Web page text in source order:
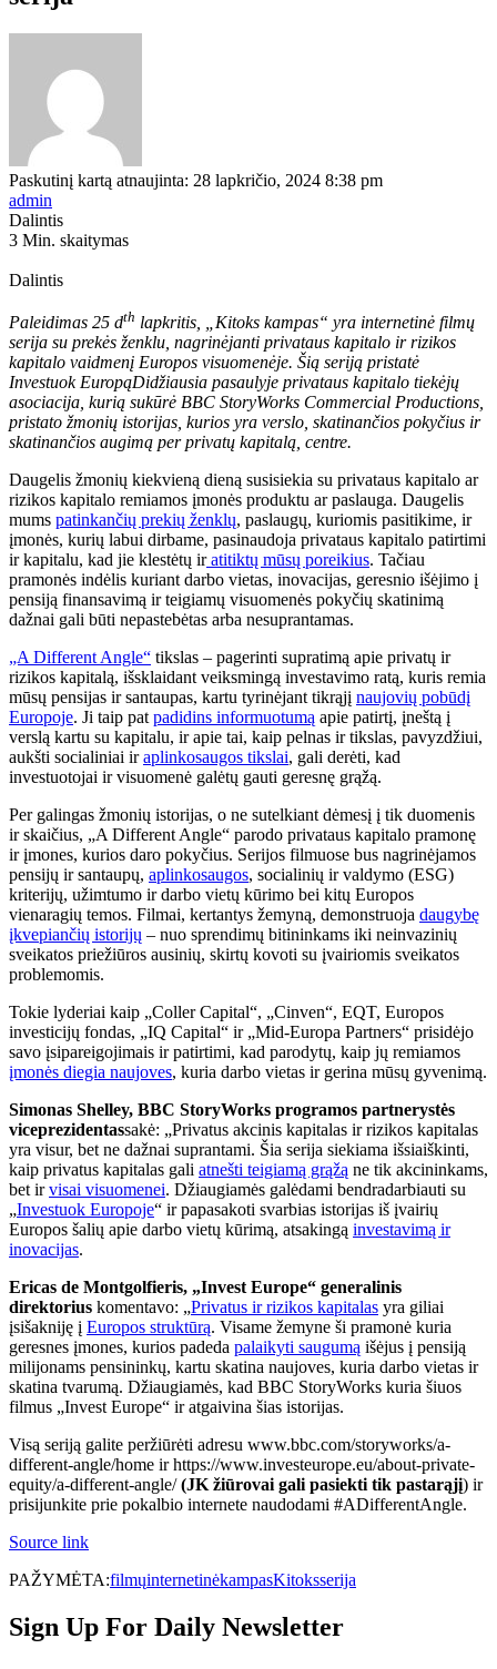
Paskutinį kartą atnaujinta: 28 lapkričio, 2024 8:38 pm
admin
Dalintis
3 Min. skaitymas
Dalintis
Paleidimas 25 dth lapkritis, „Kitoks kampas“ yra internetinė filmų
serija su prekės ženklu, nagrinėjanti privataus kapitalo ir rizikos
kapitalo vaidmenį Europos visuomenėje. Šią seriją pristatė
Investuok EuropąDidžiausia pasaulyje privataus kapitalo tiekėjų
asociacija, kurią sukūrė BBC StoryWorks Commercial Productions,
pristato žmonių istorijas, kurios yra verslo, skatinančios pokyčius ir
skatinančios augimą per privatų kapitalą, centre.
Daugelis žmonių kiekvieną dieną susisiekia su privataus kapitalo ar
rizikos kapitalo remiamos įmonės produktu ar paslauga. Daugelis
mums patinkančių prekių ženklų, paslaugų, kuriomis pasitikime, ir
įmonės, kurių labui dirbame, pasinaudoja privataus kapitalo patirtimi
ir kapitalu, kad jie klestėtų iratitiktų mūsų poreikius. Tačiau
pramonės indėlis kuriant darbo vietas, inovacijas, geresnio išėjimo į
pensiją finansavimą ir teigiamų visuomenės pokyčių skatinimą
dažnai gali būti nepastebėtas arba nesuprantamas.
„A Different Angle“ tikslas – pagerinti supratimą apie privatų ir
rizikos kapitalą, išsklaidant veiksmingą investavimo ratą, kuris remia
mūsų pensijas ir santaupas, kartu tyrinėjant tikrąjį naujovių pobūdį
Europoje. Ji taip pat padidins informuotumą apie patirtį, įneštą į
verslą kartu su kapitalu, ir apie tai, kaip pelnas ir tikslas, pavyzdžiui,
aukšti socialiniai iraplinkosaugos tikslai, gali derėti, kad
investuotojai ir visuomenė galėtų gauti geresnę grąžą.
Per galingas žmonių istorijas, o ne sutelkiant dėmesį į tik duomenis
ir skaičius, „A Different Angle“ parodo privataus kapitalo pramonę
ir įmones, kurios daro pokyčius. Serijos filmuose bus nagrinėjamos
pensijų ir santaupų, aplinkosaugos, socialinių ir valdymo (ESG)
kriterijų, užimtumo ir darbo vietų kūrimo bei kitų Europos
vienaragių temos. Filmai, kertantys žemyną, demonstruoja daugybę
įkvepiančių istorijų – nuo ​​sprendimų bitininkams iki neinvazinių
sveikatos priežiūros ausinių, skirtų kovoti su įvairiomis sveikatos
problemomis.
Tokie lyderiai kaip „Coller Capital“, „Cinven“, EQT, Europos
investicijų fondas, „IQ Capital“ ir „Mid-Europa Partners“ prisidėjo
savo įsipareigojimais ir patirtimi, kad parodytų, kaip jų remiamos
įmonės diegia naujoves, kuria darbo vietas ir gerina mūsų gyvenimą.
Simonas Shelley, BBC StoryWorks programos partnerystės
viceprezidentassakė: „Privatus akcinis kapitalas ir rizikos kapitalas
yra visur, bet ne dažnai suprantami. Šia serija siekiama išsiaiškinti,
kaip privatus kapitalas gali atnešti teigiamą grąžą ne tik akcininkams,
bet irvisai visuomenei. Džiaugiamės galėdami bendradarbiauti su
„Investuok Europoje“ ir papasakoti svarbias istorijas iš įvairių
Europos šalių apie darbo vietų kūrimą, atsakingą investavimą ir
inovacijas.
Ericas de Montgolfieris, „Invest Europe“ generalinis
direktorius komentavo: „Privatus ir rizikos kapitalas yra giliai
įsišakniję į Europos struktūrą. Visame žemyne ​​ši pramonė kuria
geresnes įmones, kurios padeda palaikyti saugumą išėjus į pensiją
milijonams pensininkų, kartu skatina naujoves, kuria darbo vietas ir
skatina tvarumą. Džiaugiamės, kad BBC StoryWorks kuria šiuos
filmus „Invest Europe“ ir atgaivina šias istorijas.
Visą seriją galite peržiūrėti adresu www.bbc.com/storyworks/a-
different-angle/home ir https://www.investeurope.eu/about-private-
equity/a-different-angle/(JK žiūrovai gali pasiekti tik pastarąjį) ir
prisijunkite prie pokalbio internete naudodami #ADifferentAngle.
Source link
PAŽYMĖTA:filmųinternetinėkampasKitoksserija
Sign Up For Daily Newsletter